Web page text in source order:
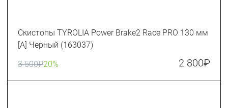
Скистопы TYROLIA Power Brake2 Race PRO 130 мм
[A] Черный (163037)
3 500₽20% 2 800₽